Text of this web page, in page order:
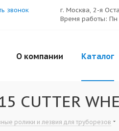
звонок
г. Москва, 2-я
Время работы: Пн
О компании Каталог
CUTTER
ролики и лезвия для труборезов